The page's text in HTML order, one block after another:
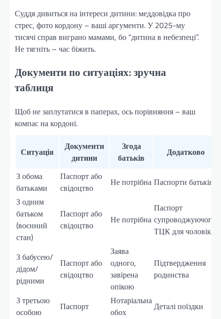
Суддя дивиться на інтереси дитини: меддовідка про
стрес, фото кордону – ваші аргументи. У 2025-му
тисячі справ виграно мамами, бо “дитина в небезпеці”.
Не тягніть – час біжить.
Документи по ситуаціях: зручна
таблиця
Щоб не заплутатися в паперах, ось порівняння – ваш
компас на кордоні.
Ситуація
Документи
дитини
Згода
батьків
Додатково
З обома
батьками
Паспорт або
свідоцтво
Не потрібна Паспорти батьків
З одним
батьком
(воєнний
стан)
Паспорт або
свідоцтво
Не потрібна
Паспорт
супроводжуючого,
ТЦК для чоловіків
З бабусею/
дідом/
рідними
Паспорт або
свідоцтво
Заява
одного,
завірена
опікою
Підтвердження
родинства
З третьою
особою
Паспорт
Нотаріальна
обох
Деталі поїздки